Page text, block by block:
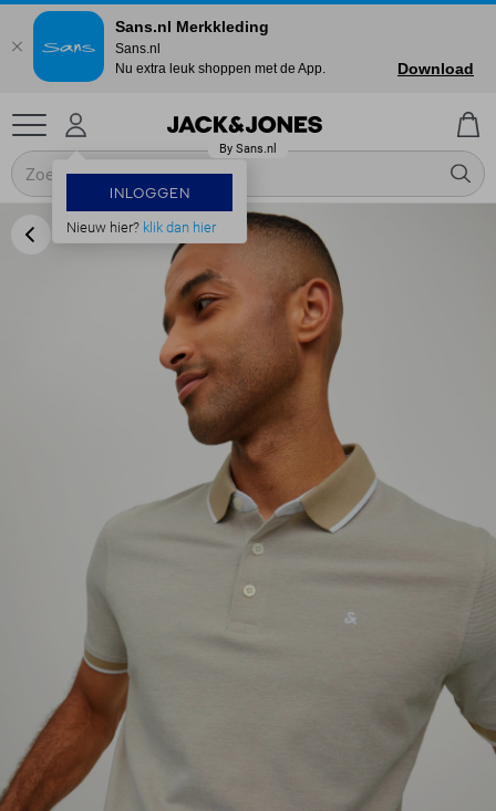
INLOGGEN
Nieuw hier? klik dan hier
Sans.nl Merkkleding
Sans.nl
Nu extra leuk shoppen met de App.
Download